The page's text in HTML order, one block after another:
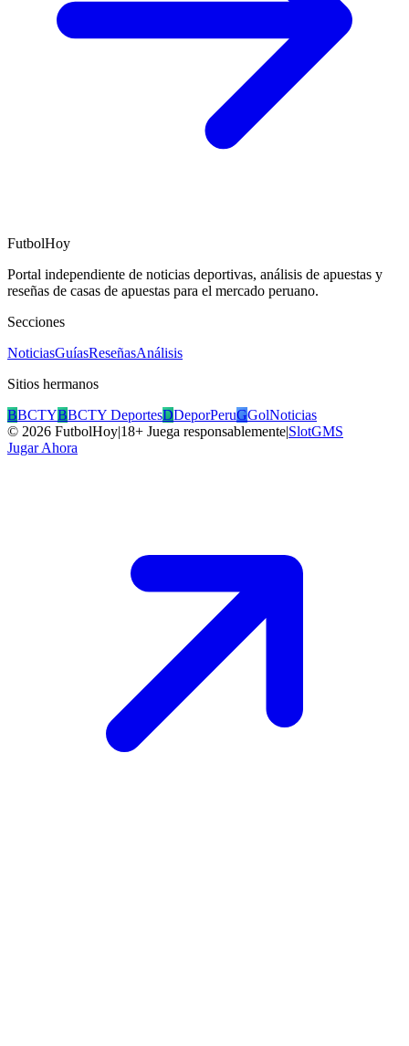
FutbolHoy
Portal independiente de noticias deportivas, análisis de apuestas y
reseñas de casas de apuestas para el mercado peruano.
Secciones
NoticiasGuíasReseñasAnálisis
Sitios hermanos
BBCTYBBCTY DeportesDDeporPeruGGolNoticias
© 2026 FutbolHoy|18+ Juega responsablemente|SlotGMS
Jugar Ahora